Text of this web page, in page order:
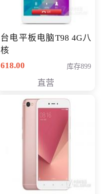
台电平板电脑T98 4G八
核
618.00
库存899
直营